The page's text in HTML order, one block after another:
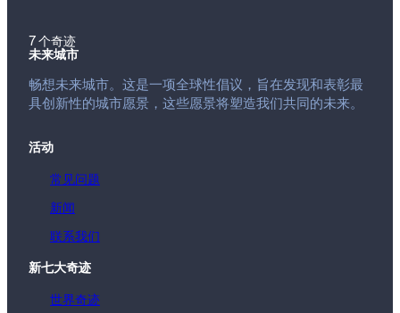
7 个奇迹
未来城市
畅想未来城市。这是一项全球性倡议，旨在发现和表彰最
具创新性的城市愿景，这些愿景将塑造我们共同的未来。
活动
常见问题
新闻
联系我们
新七大奇迹
世界奇迹